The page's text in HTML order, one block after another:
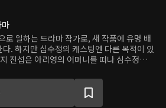
로 일하는 드라마 작가로, 새 작품에 유명 배
. 하지만 심수정의 캐스팅엔 다른 목적이 있
진섭은 아리영의 어머니를 떠나 심수정과
신문사의 부국장이 된 진섭은 작가 '은아'가
격받는다. 아리영의 복수는 진섭과 수정의 딸
영의 남자친구 주왕을 유혹해 그들 가족의 삶